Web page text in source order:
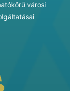
városi